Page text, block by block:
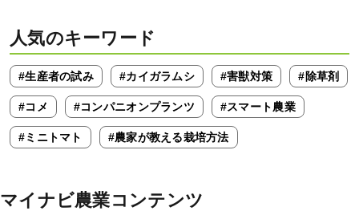
人気のキーワード
#生産者の試み #カイガラムシ #害獣対策 #除草剤
#コメ #コンパニオンプランツ #スマート農業
#ミニトマト #農家が教える栽培方法
マイナビ農業コンテンツ